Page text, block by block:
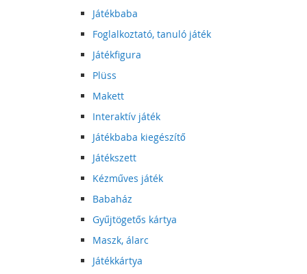
Játékbaba
Foglalkoztató, tanuló játék
Játékfigura
Plüss
Makett
Interaktív játék
Játékbaba kiegészítő
Játékszett
Kézműves játék
Babaház
Gyűjtögetős kártya
Maszk, álarc
Játékkártya